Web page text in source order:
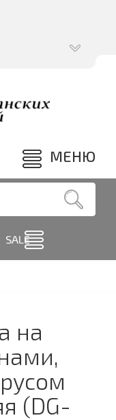
МЕНЮ
SALE
на
(DG-